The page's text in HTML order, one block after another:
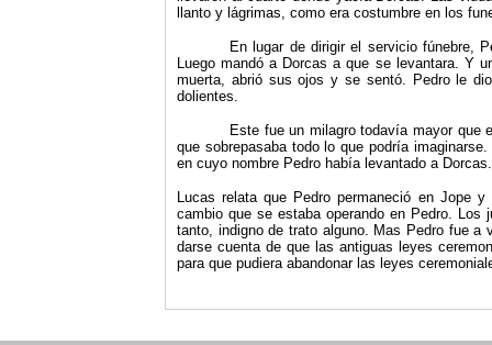
llanto y lágrimas, como era costumbre en los
En lugar de dirigir el servicio fúnebre,
Luego mandó a Dorcas a que se levantara. Y
muerta, abrió sus ojos y se sentó. Pedro le
dolientes.
Este fue un milagro todavía mayor que
que sobrepasaba todo lo que podría
en cuyo nombre Pedro había levan­tado a Dorcas.
Lucas relata que Pedro permaneció en Jope
cambio que se estaba operando en Pedro.
tanto, indigno de trato al­guno. Mas Pedro fue a
darse cuenta de que las antiguas leyes
para que pudiera abandonar las leyes